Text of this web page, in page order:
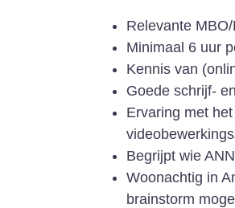
Relevante
Minimaal 6 uur
Kennis van
Goede schrijf-
Ervaring met
Begrijpt wie
Woonachtig in
brainstorm